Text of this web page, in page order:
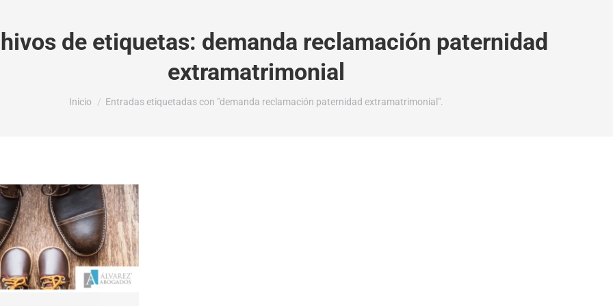
de etiquetas: demanda reclamación paternidad
extramatrimonial
Estás aquí:
Inicio Entradas etiquetadas con "demanda reclamación paternidad extramatrimonial".